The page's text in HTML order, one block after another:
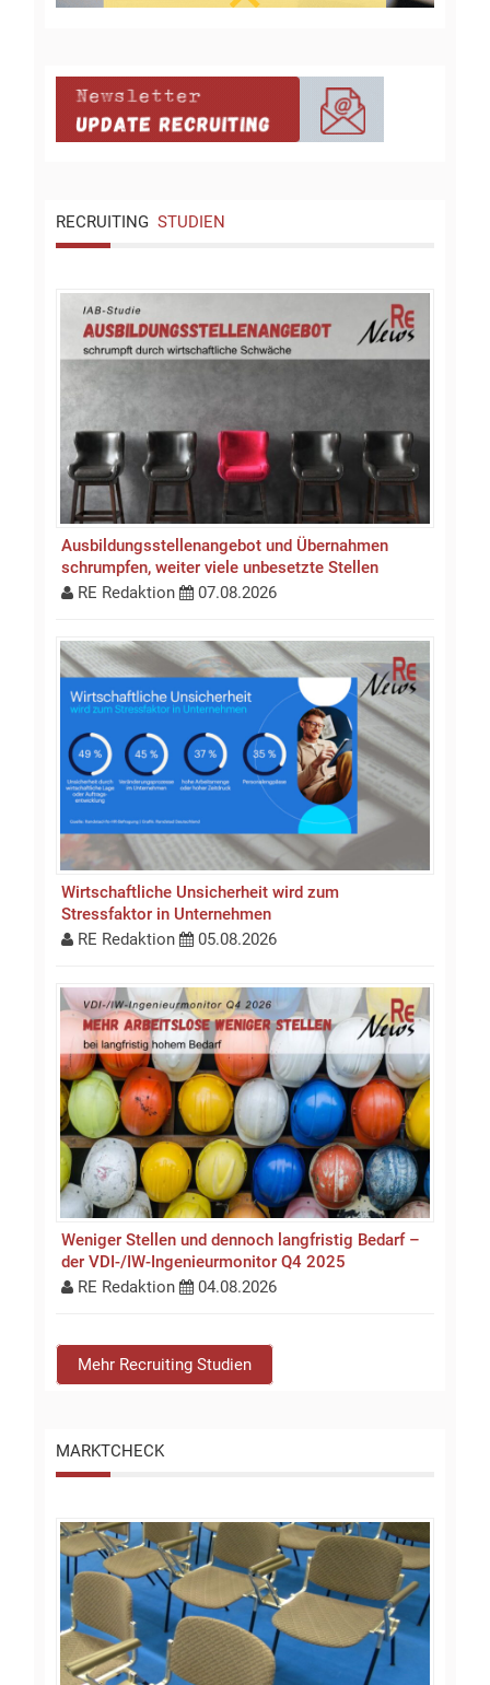
RECRUITING STUDIEN
Ausbildungsstellen­an­gebot und Übernahmen
schrumpfen, weiter viele unbesetzte Stellen
RE Redaktion
07.08.2026
Wirtschaftliche Unsicherheit wird zum
Stressfaktor in Unternehmen
RE Redaktion
05.08.2026
Weniger Stellen und dennoch langfristig Bedarf –
der VDI-/IW-Ingenieurmonitor Q4 2025
RE Redaktion
04.08.2026
Mehr Recruiting Studien
MARKTCHECK